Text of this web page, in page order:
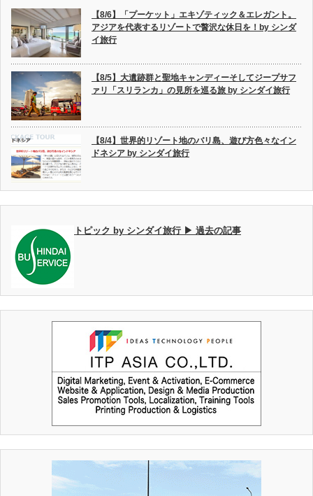
【8/6】「プーケット」エキゾティック＆エレガント。
アジアを代表するリゾートで贅沢な休日を！by シンダ
イ旅行
【8/5】大遺跡群と聖地キャンディーそしてジープサフ
ァリ「スリランカ」の見所を巡る旅 by シンダイ旅行
【8/4】世界的リゾート地のバリ島、遊び方色々なイン
ドネシア by シンダイ旅行
トピック by シンダイ旅行 ▶ 過去の記事